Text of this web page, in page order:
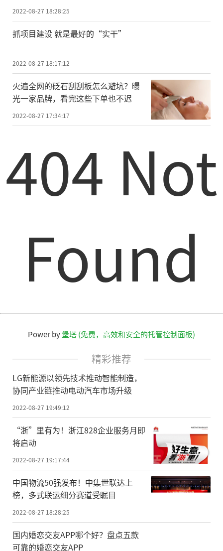
2022-08-27 18:28:25
抓项目建设 就是最好的“实干”
2022-08-27 18:17:12
火遍全网的砭石刮刮板怎么避坑？曝
光一家品牌，看完这些下单也不迟
2022-08-27 17:34:17
404 Not
Found
Power by堡塔 (免费，高效和安全的托管控制面板)
精彩推荐
LG新能源以领先技术推动智能制造，
协同产业链推动电动汽车市场升级
2022-08-27 19:49:12
“浙”里有为！浙江828企业服务月即
将启动
2022-08-27 19:17:44
中国物流50强发布！中集世联达上
榜，多式联运细分赛道受瞩目
2022-08-27 18:28:25
国内婚恋交友APP哪个好？盘点五款
可靠的婚恋交友APP